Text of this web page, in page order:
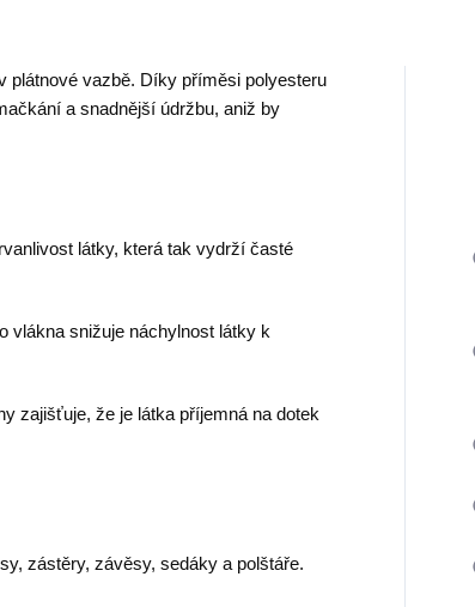
plátnové vazbě. Díky příměsi polyesteru
a snadnější údržbu, aniž by
látky, která tak vydrží časté
vlákna snižuje náchylnost látky k
zajišťuje, že je látka příjemná na dotek
zástěry, závěsy, sedáky a polštáře.